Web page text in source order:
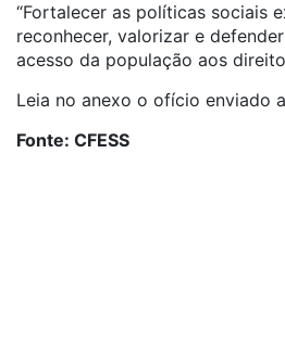
“Fortalecer as políticas sociais
reconhecer, valorizar e
acesso da população aos
Leia no anexo o ofício enviado
Fonte: CFESS